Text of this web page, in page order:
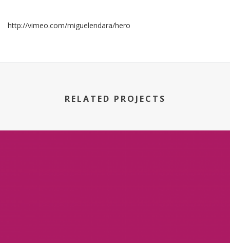
http://vimeo.com/miguelendara/hero
RELATED PROJECTS